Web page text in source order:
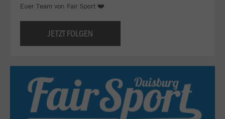
Euer Team von Fair Sport ❤️
JETZT FOLGEN